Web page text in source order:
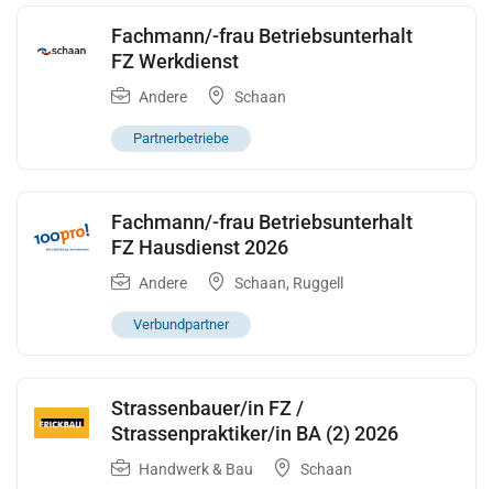
Fachmann/-frau Betriebsunterhalt
FZ Werkdienst
Andere Schaan
Partnerbetriebe
Fachmann/-frau Betriebsunterhalt
FZ Hausdienst 2026
Andere Schaan, Ruggell
Verbundpartner
Strassenbauer/in FZ /
Strassenpraktiker/in BA (2) 2026
Handwerk & Bau Schaan